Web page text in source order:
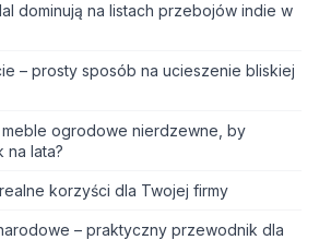
dominują na listach przebojów indie w
– prosty sposób na ucieszenie bliskiej
ogrodowe nierdzewne, by
na lata?
korzyści dla Twojej firmy
– praktyczny przewodnik dla